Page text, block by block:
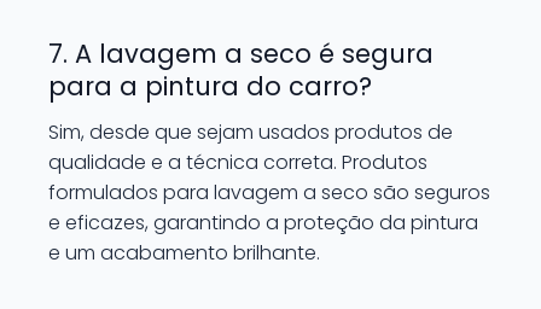
7. A lavagem a seco é segura
para a pintura do carro?
Sim, desde que sejam usados produtos de
qualidade e a técnica correta. Produtos
formulados para lavagem a seco são seguros
e eficazes, garantindo a proteção da pintura
e um acabamento brilhante.